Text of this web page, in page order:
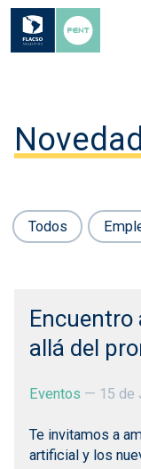
Todos
Encuentro
allá del
Eventos — 15 de
Te invitamos a
artificial y los